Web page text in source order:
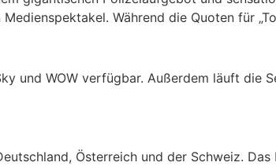
Während die Quoten für
und WOW verfügbar. Außerdem läuft die
Österreich und der Schweiz.